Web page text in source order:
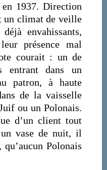
1937. Direction
un climat de veille
envahissants,
présence mal
courait : un de
entrant dans un
patron, à haute
de la vaisselle
ou un Polonais.
d’un client tout
vase de nuit, il
Polonais